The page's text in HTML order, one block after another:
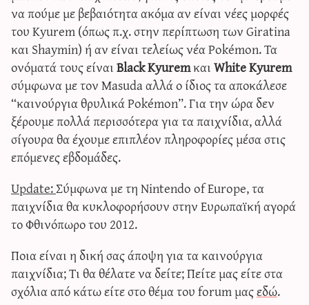
να πούμε με βεβαιότητα ακόμα αν είναι νέες μορφές
του Kyurem (όπως π.χ. στην περίπτωση των Giratina
και Shaymin) ή αν είναι τελείως νέα Pokémon. Τα
ονόματά τους είναιBlack KyuremκαιWhite Kyurem
σύμφωνα με τον Masuda αλλά ο ίδιος τα αποκάλεσε
“καινούργια θρυλικά Pokémon”. Για την ώρα δεν
ξέρουμε πολλά περισσότερα για τα παιχνίδια, αλλά
σίγουρα θα έχουμε επιπλέον πληροφορίες μέσα στις
επόμενες εβδομάδες.
Update:Σύμφωνα με τη Nintendo of Europe, τα
παιχνίδια θα κυκλοφορήσουν στην Ευρωπαϊκή αγορά
το Φθινόπωρο του 2012.
Ποια είναι η δική σας άποψη για τα καινούργια
παιχνίδια; Τι θα θέλατε να δείτε; Πείτε μας είτε στα
σχόλια από κάτω είτε στο θέμα του forum μαςεδώ.